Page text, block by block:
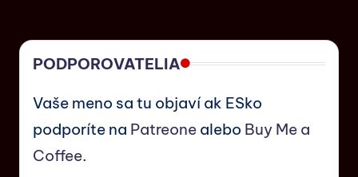
PODPOROVATELIA
Vaše meno sa tu objaví ak ESko
podporíte na Patreone alebo Buy Me a
Coffee.